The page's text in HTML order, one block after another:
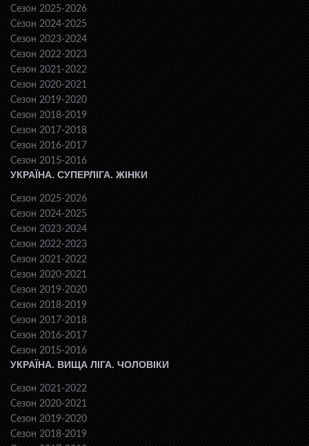
Сезон 2025-2026
Сезон 2024-2025
Сезон 2023-2024
Сезон 2022-2023
Сезон 2021-2022
Сезон 2020-2021
Сезон 2019-2020
Сезон 2018-2019
Сезон 2017-2018
Сезон 2016-2017
Сезон 2015-2016
УКРАЇНА. СУПЕРЛІГА. ЖІНКИ
Сезон 2025-2026
Сезон 2024-2025
Сезон 2023-2024
Сезон 2022-2023
Сезон 2021-2022
Сезон 2020-2021
Сезон 2019-2020
Сезон 2018-2019
Сезон 2017-2018
Сезон 2016-2017
Сезон 2015-2016
УКРАЇНА. ВИЩА ЛІГА. ЧОЛОВІКИ
Сезон 2021-2022
Сезон 2020-2021
Сезон 2019-2020
Сезон 2018-2019